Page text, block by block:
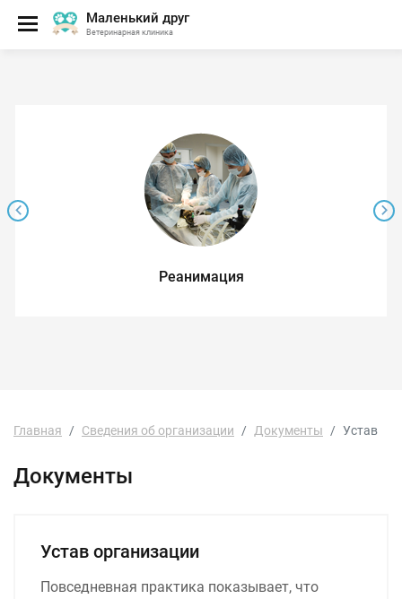
Маленький друг
Ветеринарная клиника
Реанимация
Главная Сведения об организации Документы Устав
Документы
Устав организации
Повседневная практика показывает, что